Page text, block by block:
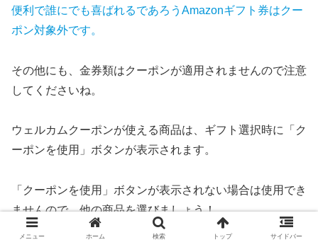
便利で誰にでも喜ばれるであろうAmazonギフト券はクー
ポン対象外です。
その他にも、金券類はクーポンが適用されませんので注意
してくださいね。
ウェルカムクーポンが使える商品は、ギフト選択時に「ク
ーポンを使用」ボタンが表示されます。
「クーポンを使用」ボタンが表示されない場合は使用でき
ませんので、他の商品を選びましょう！
メニュー ホーム 検索 トップ サイドバー